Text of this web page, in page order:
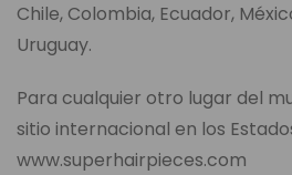
Chile, Colombia, Ecuador,
Uruguay.
Para cualquier otro lugar del
sitio internacional en los
www.superhairpieces.com